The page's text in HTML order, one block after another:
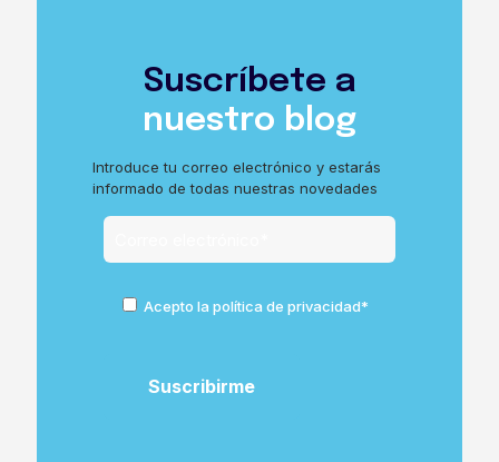
Suscríbete a
nuestro blog
Introduce tu correo electrónico y estarás
informado de todas nuestras novedades
Acepto la política de privacidad*